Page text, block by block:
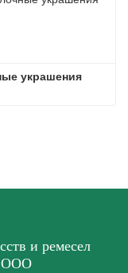
украшения
и ремесел
ООО